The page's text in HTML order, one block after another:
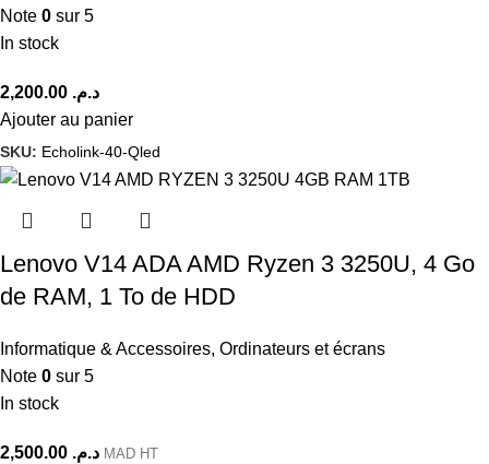
Note 0 sur 5
In stock
د.م.
Ajouter au panier
SKU: Echolink-40-Qled
Lenovo V14 ADA AMD Ryzen 3 3250U, 4 Go
de RAM, 1 To de HDD
Informatique & Accessoires, Ordinateurs et écrans
Note 0 sur 5
In stock
د.م. MAD HT